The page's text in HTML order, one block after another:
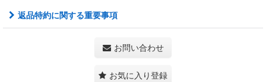
返品特約に関する重要事項
お問い合わせ
お気に入り登録